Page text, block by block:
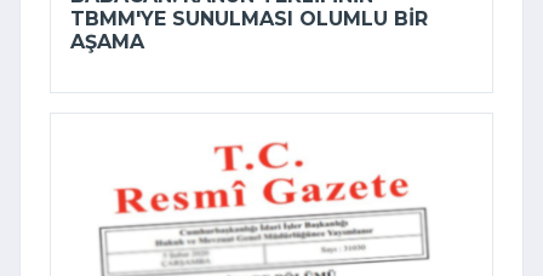
TBMM'YE SUNULMASI OLUMLU BIR
AŞAMA